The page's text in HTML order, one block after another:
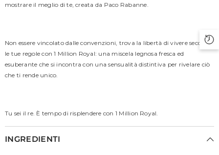
mostrare il meglio di te, creata da Paco Rabanne.
Non essere vincolato dalle convenzioni, trova la libertà di vivere secondo
le tue regole con 1 Million Royal: una miscela legnosa fresca ed
esuberante che si incontra con una sensualità distintiva per rivelare ciò
che ti rende unico.
Tu sei il re. È tempo di risplendere con 1 Million Royal.
INGREDIENTI